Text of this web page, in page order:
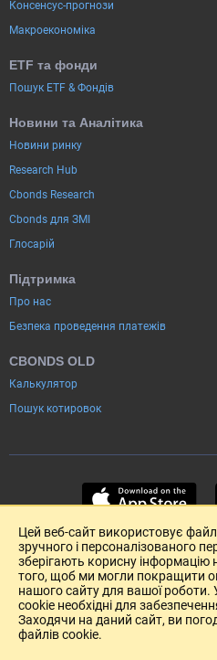
Консенсус-прогнози
Макроекономіка
ETF та фонди
Пошук ETF & Фондів
Новини та Аналітика
Новини ринку
Research Hub
Cbonds Research
Cbonds для ЗМІ
Глосарій
Підтримка
Про нас
Безпека проведення платежів
CBONDS OLD
Калькулятор
Пошук котировок
Розміщення реклами
Цей веб-сайт використовує
зручного і персоналізованого
зберігають корисну
того, щоб ми могли покращити
нашого сайту для вашої
cookie необхідні для
Заходячи на даний сайт, ви
файлів cookie.